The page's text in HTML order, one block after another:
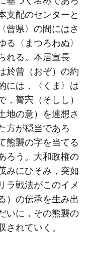
支配のセンターと
曾県〉の間にはさ
る〈まつろわぬ〉
れる。本居宣長
於曾（おぞ）の約
には，〈くま〉は
，膂宍（そしし）
地の意）を連想さ
方が穏当であろ
熊襲の字を当てる
ろう。大和政権の
みにひそみ，突如
ラ戦法がこのイメ
）の伝承を生み出
いに，その熊襲の
されていく。